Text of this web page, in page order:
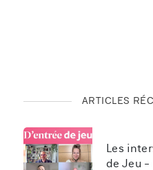
ARTICLES
Les
de Jeu